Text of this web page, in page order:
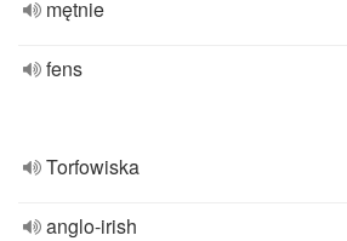
mętnie
fens
Torfowiska
anglo-irish